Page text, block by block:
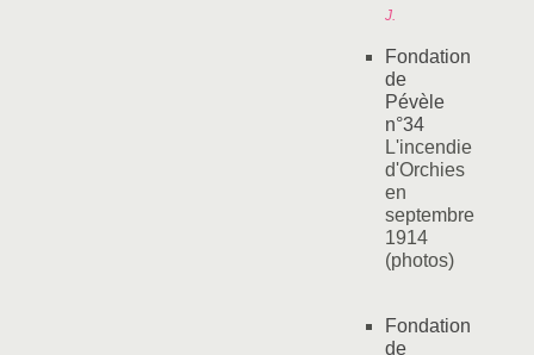
J.
Fondation
de
Pévèle
n°34
L'incendie
d'Orchies
en
septembre
1914
(photos)
Fondation
de